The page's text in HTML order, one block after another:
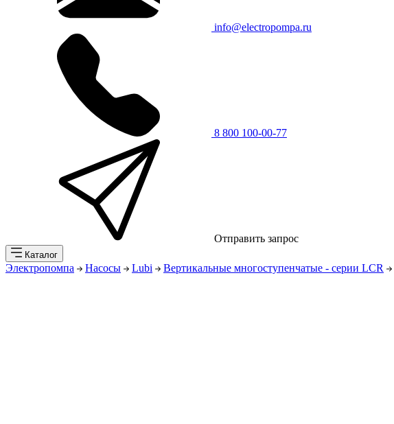
info@electropompa.ru
8 800 100-00-77
Отправить запрос
Каталог
Электропомпа Насосы Lubi Вертикальные многоступенчатые - серии LCR